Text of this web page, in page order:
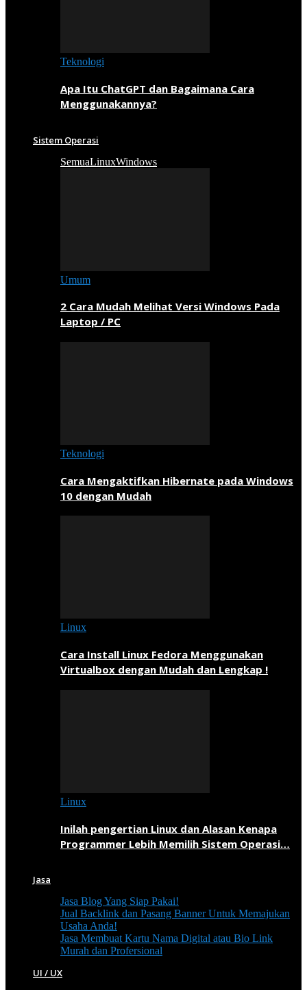
Teknologi
Apa Itu ChatGPT dan Bagaimana Cara
Menggunakannya?
Sistem Operasi
SemuaLinuxWindows
Umum
2 Cara Mudah Melihat Versi Windows Pada
Laptop / PC
Teknologi
Cara Mengaktifkan Hibernate pada Windows
10 dengan Mudah
Linux
Cara Install Linux Fedora Menggunakan
Virtualbox dengan Mudah dan Lengkap !
Linux
Inilah pengertian Linux dan Alasan Kenapa
Programmer Lebih Memilih Sistem Operasi…
Jasa
Jasa Blog Yang Siap Pakai!
Jual Backlink dan Pasang Banner Untuk Memajukan
Usaha Anda!
Jasa Membuat Kartu Nama Digital atau Bio Link
Murah dan Profersional
UI / UX